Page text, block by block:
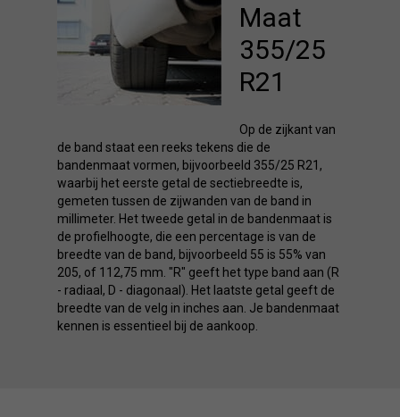
Maat
355/25
R21
Op de zijkant van
de band staat een reeks tekens die de
bandenmaat vormen, bijvoorbeeld 355/25 R21,
waarbij het eerste getal de sectiebreedte is,
gemeten tussen de zijwanden van de band in
millimeter. Het tweede getal in de bandenmaat is
de profielhoogte, die een percentage is van de
breedte van de band, bijvoorbeeld 55 is 55% van
205, of 112,75 mm. "R" geeft het type band aan (R
- radiaal, D - diagonaal). Het laatste getal geeft de
breedte van de velg in inches aan. Je bandenmaat
kennen is essentieel bij de aankoop.